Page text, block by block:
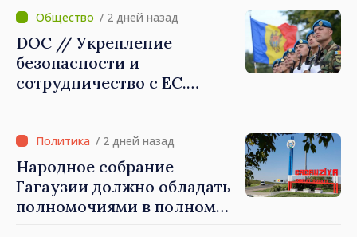
которые будут их
защищать»
/ 2 дней назад
DOC // Укрепление
безопасности и
сотрудничество с ЕС.
обороны на 2024–2034 годы
опубликована в Monitorul
Oficial
/ 2 дней назад
Народное собрание
Гагаузии должно обладать
полномочиями в полном